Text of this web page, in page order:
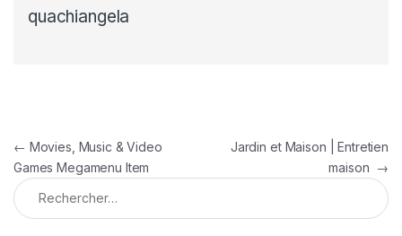
quachiangela
← Movies, Music & Video
Games Megamenu Item
Jardin et Maison | Entretien
maison →